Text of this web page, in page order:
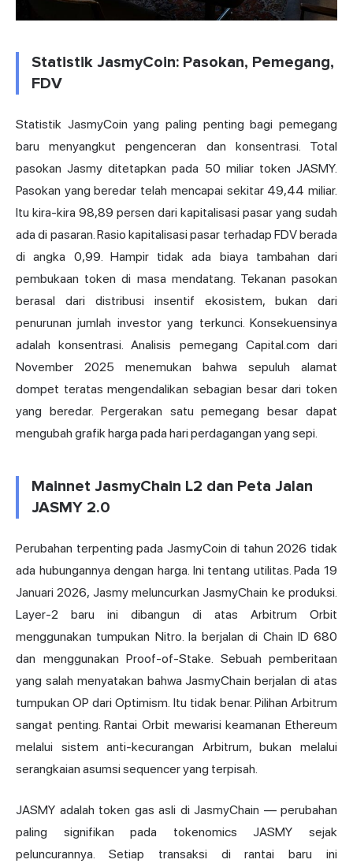
Statistik JasmyCoin: Pasokan, Pemegang,
FDV
Statistik JasmyCoin yang paling penting bagi pemegang
baru menyangkut pengenceran dan konsentrasi. Total
pasokan Jasmy ditetapkan pada 50 miliar token JASMY.
Pasokan yang beredar telah mencapai sekitar 49,44 miliar.
Itu kira-kira 98,89 persen dari kapitalisasi pasar yang sudah
ada di pasaran. Rasio kapitalisasi pasar terhadap FDV berada
di angka 0,99. Hampir tidak ada biaya tambahan dari
pembukaan token di masa mendatang. Tekanan pasokan
berasal dari distribusi insentif ekosistem, bukan dari
penurunan jumlah investor yang terkunci. Konsekuensinya
adalah konsentrasi. Analisis pemegang Capital.com dari
November 2025 menemukan bahwa sepuluh alamat
dompet teratas mengendalikan sebagian besar dari token
yang beredar. Pergerakan satu pemegang besar dapat
mengubah grafik harga pada hari perdagangan yang sepi.
Mainnet JasmyChain L2 dan Peta Jalan
JASMY 2.0
Perubahan terpenting pada JasmyCoin di tahun 2026 tidak
ada hubungannya dengan harga. Ini tentang utilitas. Pada 19
Januari 2026, Jasmy meluncurkan JasmyChain ke produksi.
Layer-2 baru ini dibangun di atas Arbitrum Orbit
menggunakan tumpukan Nitro. Ia berjalan di Chain ID 680
dan menggunakan Proof-of-Stake. Sebuah pemberitaan
yang salah menyatakan bahwa JasmyChain berjalan di atas
tumpukan OP dari Optimism. Itu tidak benar. Pilihan Arbitrum
sangat penting. Rantai Orbit mewarisi keamanan Ethereum
melalui sistem anti-kecurangan Arbitrum, bukan melalui
serangkaian asumsi sequencer yang terpisah.
JASMY adalah token gas asli di JasmyChain — perubahan
paling signifikan pada tokenomics JASMY sejak
peluncurannya. Setiap transaksi di rantai baru ini